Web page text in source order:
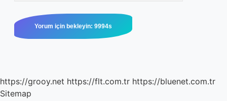
https://grooy.net https://flt.com.tr https://bluenet.com.tr
Sitemap